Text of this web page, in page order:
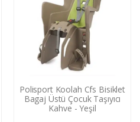
Polisport Koolah Cfs Bisiklet
Bagaj Üstü Çocuk Taşıyıcı
Kahve - Yeşil